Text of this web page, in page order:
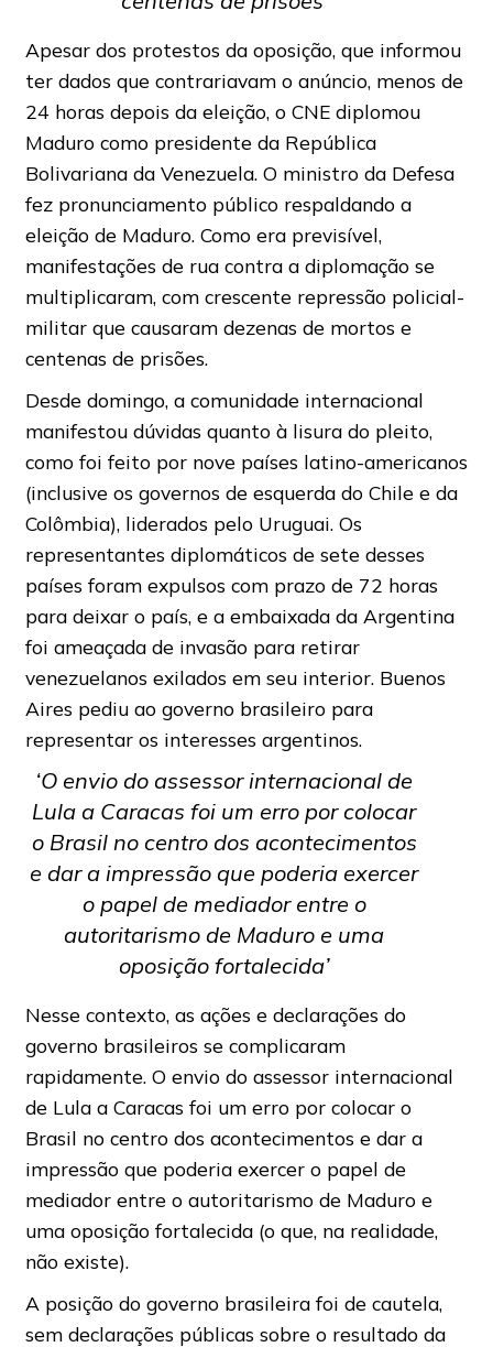
Apesar dos protestos da oposição, que informou
ter dados que contrariavam o anúncio, menos de
24 horas depois da eleição, o CNE diplomou
Maduro como presidente da República
Bolivariana da Venezuela. O ministro da Defesa
fez pronunciamento público respaldando a
eleição de Maduro. Como era previsível,
manifestações de rua contra a diplomação se
multiplicaram, com crescente repressão policial-
militar que causaram dezenas de mortos e
centenas de prisões.
Desde domingo, a comunidade internacional
manifestou dúvidas quanto à lisura do pleito,
como foi feito por nove países latino-americanos
(inclusive os governos de esquerda do Chile e da
Colômbia), liderados pelo Uruguai. Os
representantes diplomáticos de sete desses
países foram expulsos com prazo de 72 horas
para deixar o país, e a embaixada da Argentina
foi ameaçada de invasão para retirar
venezuelanos exilados em seu interior. Buenos
Aires pediu ao governo brasileiro para
representar os interesses argentinos.
‘O envio do assessor internacional de
Lula a Caracas foi um erro por colocar
o Brasil no centro dos acontecimentos
e dar a impressão que poderia exercer
o papel de mediador entre o
autoritarismo de Maduro e uma
oposição fortalecida’
Nesse contexto, as ações e declarações do
governo brasileiros se complicaram
rapidamente. O envio do assessor internacional
de Lula a Caracas foi um erro por colocar o
Brasil no centro dos acontecimentos e dar a
impressão que poderia exercer o papel de
mediador entre o autoritarismo de Maduro e
uma oposição fortalecida (o que, na realidade,
não existe).
A posição do governo brasileira foi de cautela,
sem declarações públicas sobre o resultado da